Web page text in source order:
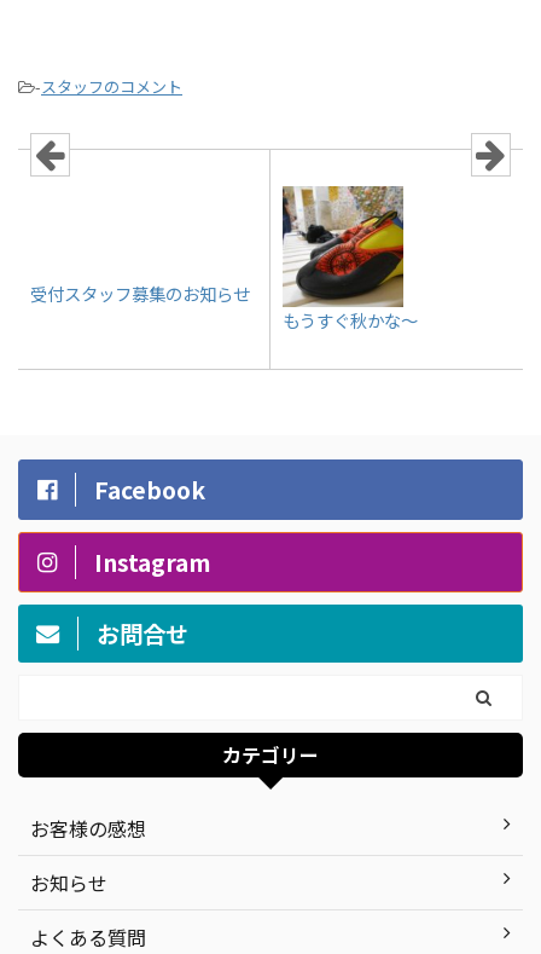
-スタッフのコメント
受付スタッフ募集のお知らせ
もうすぐ秋かな～
Facebook
Instagram
お問合せ
カテゴリー
お客様の感想
お知らせ
よくある質問